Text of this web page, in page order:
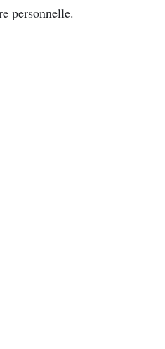
personnelle.